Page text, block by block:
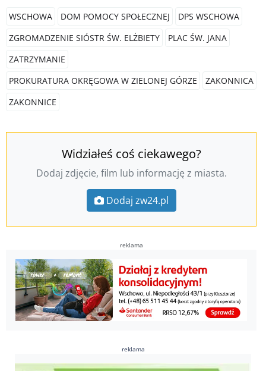
WSCHOWA DOM POMOCY SPOŁECZNEJ
DPS WSCHOWA
ZGROMADZENIE SIÓSTR ŚW. ELŻBIETY
PLAC ŚW. JANA
ZATRZYMANIE
PROKURATURA OKRĘGOWA W ZIELONEJ GÓRZE
ZAKONNICA
ZAKONNICE
Widziałeś coś ciekawego?
Dodaj zdjęcie, film lub informację z miasta.
Dodaj zw24.pl
reklama
reklama